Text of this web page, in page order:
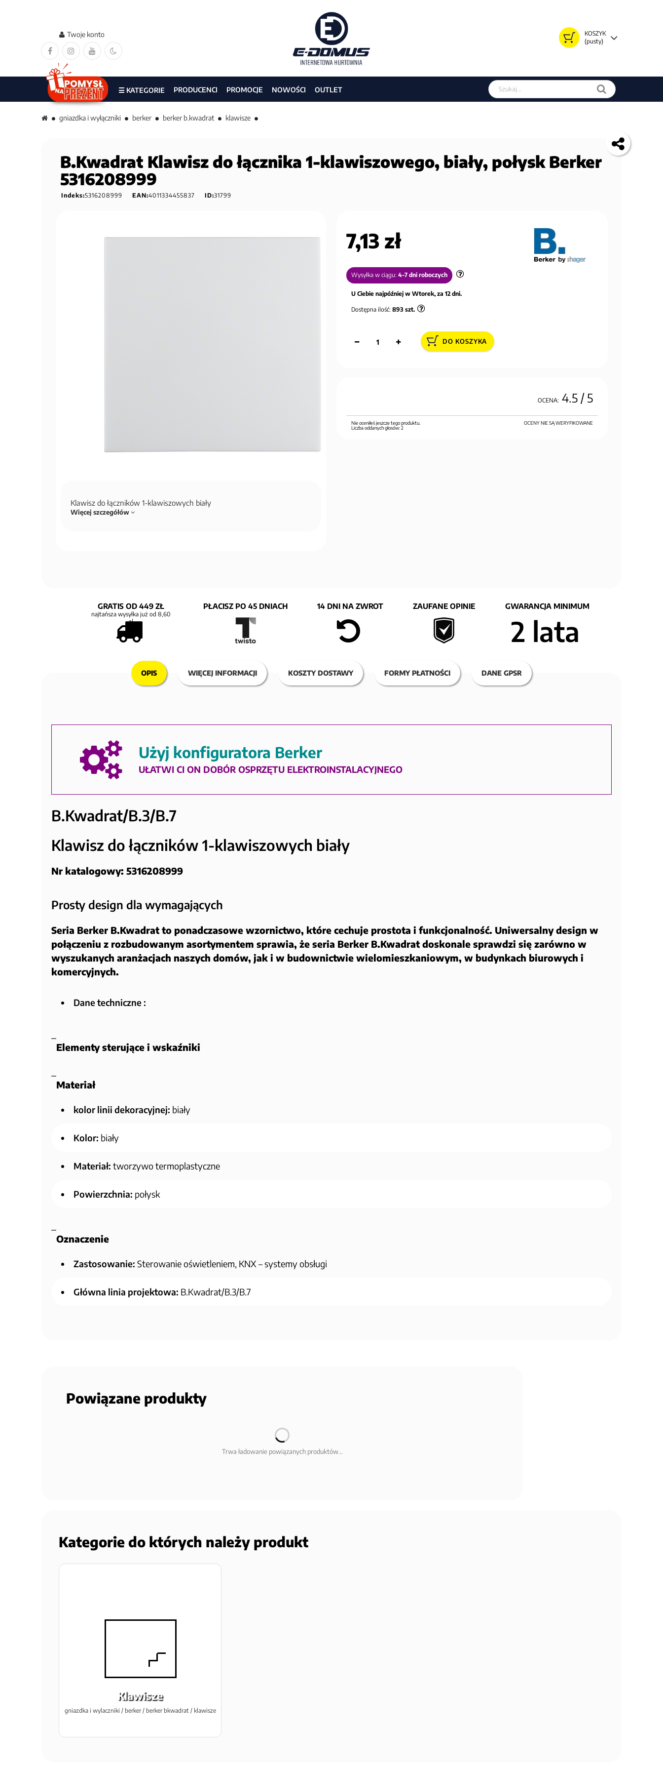
KOSZYK
(pusty)
Twoje konto
Szukaj w sklepie
☰ KATEGORIE PRODUCENCI PROMOCJE NOWOŚCI OUTLET
gniazdka i wyłączniki berker berker b.kwadrat klawisze
B.Kwadrat Klawisz do łącznika 1-klawiszowego, biały, połysk Berker
5316208999
Indeks:5316208999 EAN:4011334455837 ID:31799
Klawisz do łączników 1-klawiszowych biały
Więcej szczegółów
7,13 zł
Wysyłka w ciągu: 4-7 dni roboczych
U Ciebie najpóźniej w Wtorek, za 12 dni.
Dostępna ilość: 893 szt.
DO KOSZYKA
OCENA: 4.5/ 5
OCENY NIE SĄ WERYFIKOWANE
Nie oceniłeś jeszcze tego produktu.
Liczba oddanych głosów:2
GRATIS OD 449 ZŁ
najtańsza wysyłka już od 8,60
zł
PŁACISZ PO 45 DNIACH 14 DNI NA ZWROT ZAUFANE OPINIE GWARANCJA MINIMUM
2 lata
OPIS WIĘCEJ INFORMACJI KOSZTY DOSTAWY FORMY PŁATNOŚCI DANE GPSR
Użyj konfiguratora Berker
UŁATWI CI ON DOBÓR OSPRZĘTU ELEKTROINSTALACYJNEGO
B.Kwadrat/B.3/B.7
Klawisz do łączników 1-klawiszowych biały
Nr katalogowy: 5316208999
Prosty design dla wymagających
Seria Berker B.Kwadrat to ponadczasowe wzornictwo, które cechuje prostota i funkcjonalność. Uniwersalny design w
połączeniu z rozbudowanym asortymentem sprawia, że seria Berker B.Kwadrat doskonale sprawdzi się zarówno w
wyszukanych aranżacjach naszych domów, jak i w budownictwie wielomieszkaniowym, w budynkach biurowych i
komercyjnych.
Dane techniczne :
Elementy sterujące i wskaźniki
Materiał
kolor linii dekoracyjnej: biały
Kolor: biały
Materiał: tworzywo termoplastyczne
Powierzchnia: połysk
Oznaczenie
Zastosowanie: Sterowanie oświetleniem, KNX – systemy obsługi
Główna linia projektowa: B.Kwadrat/B.3/B.7
Powiązane produkty
Trwa ładowanie powiązanych produktów...
Kategorie do których należy produkt
Klawisze
gniazdka i wylaczniki / berker / berker bkwadrat / klawisze